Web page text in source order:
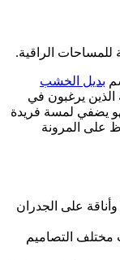
بديل الخشب
الذين يرغبون في
فهو يضفي لمسة فريدة
على المرونة
على الجدران
مختلف التصاميم